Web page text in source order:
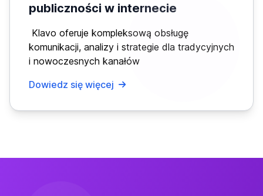
publiczności w internecie
Klavo oferuje kompleksową obsługę
komunikacji, analizy i strategie dla tradycyjnych
i nowoczesnych kanałów
Dowiedz się więcej